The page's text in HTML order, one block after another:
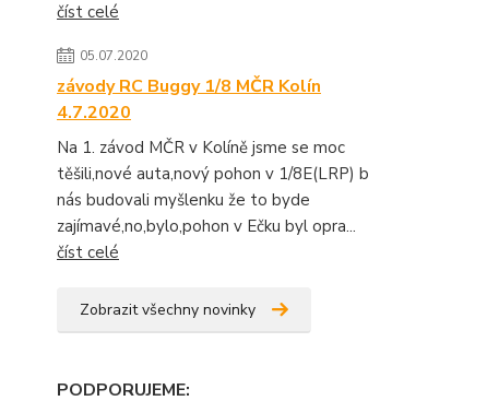
číst celé
05.07.2020
závody RC Buggy 1/8 MČR Kolín
4.7.2020
Na 1. závod MČR v Kolíně jsme se moc
těšili,nové auta,nový pohon v 1/8E(LRP) b
nás budovali myšlenku že to byde
zajímavé,no,bylo,pohon v Ečku byl opra...
číst celé
Zobrazit všechny novinky
PODPORUJEME: